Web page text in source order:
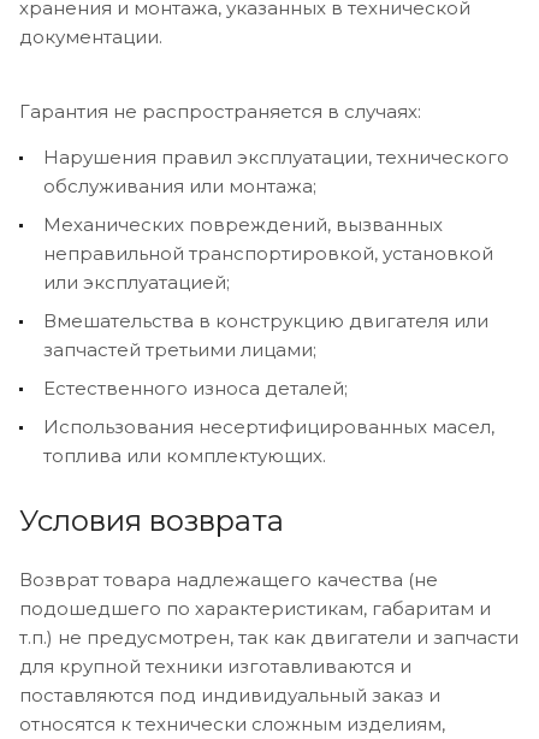
хранения и монтажа, указанных в технической
документации.
Гарантия не распространяется в случаях:
Нарушения правил эксплуатации, технического
обслуживания или монтажа;
Механических повреждений, вызванных
неправильной транспортировкой, установкой
или эксплуатацией;
Вмешательства в конструкцию двигателя или
запчастей третьими лицами;
Естественного износа деталей;
Использования несертифицированных масел,
топлива или комплектующих.
Условия возврата
Возврат товара надлежащего качества (не
подошедшего по характеристикам, габаритам и
т.п.) не предусмотрен, так как двигатели и запчасти
для крупной техники изготавливаются и
поставляются под индивидуальный заказ и
относятся к технически сложным изделиям,